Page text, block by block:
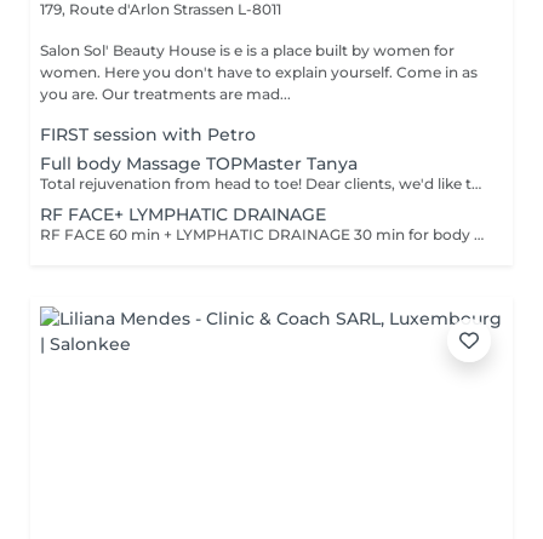
179, Route d'Arlon Strassen L-8011
Salon Sol' Beauty House is e is a place built by women for
women. Here you don't have to explain yourself. Come in as
you are. Our treatments are mad...
FIRST session with Petro
Full body Massage TOPMaster Tanya
Total rejuvenation from head to toe! Dear clients, we'd like to draw your attention to the fact that the actual massage time is indicated in parentheses next to the name of the massage. The duration list on the website includes time for room and client preparation. We strive to provide you with the highest quality and comfort. Thank you for your understanding. WHAT IS FULL BODY MASSAGE? It's a comprehensive massage that targets all major muscle groups, relieving stress, tension, and fatigue throughout the entire body. Using a combination of techniques, this treatment boosts circulation, relaxes the nervous system, and restores your natural energy balance. Ideal for those needing a full reset for both body and mind.
RF FACE+ LYMPHATIC DRAINAGE
RF FACE 60 min + LYMPHATIC DRAINAGE 30 min for body Your face lifts. Your body drains. Two systems working together to provide the full experience.